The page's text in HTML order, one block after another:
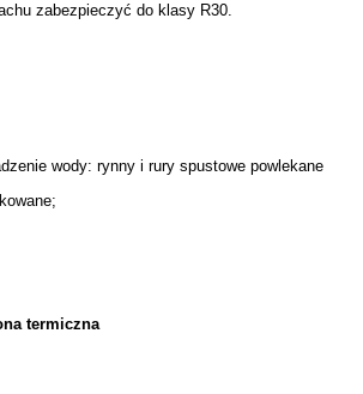
zabezpieczyć do klasy R30.
wody: rynny i rury spustowe powlekane
termiczna